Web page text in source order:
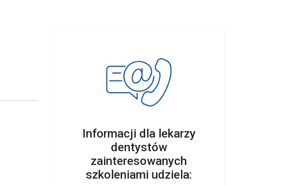
Informacji dla lekarzy
dentystów
zainteresowanych
szkoleniami udziela: